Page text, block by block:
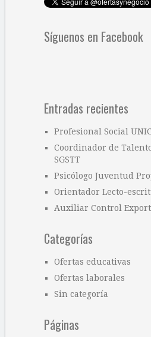
Síguenos en Facebook
Entradas recientes
Profesional Social
Coordinador de
SGSTT
Psicólogo Juventud
Orientador Lecto-
Auxiliar Control
Categorías
Ofertas educativas
Ofertas laborales
Sin categoría
Páginas